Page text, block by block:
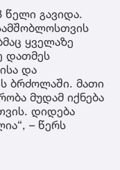
წელი გავიდა.
ყველაზე
დათმეს
და
ბრძოლაში. მათი
მუდამ იქნება
დიდება
– წერს